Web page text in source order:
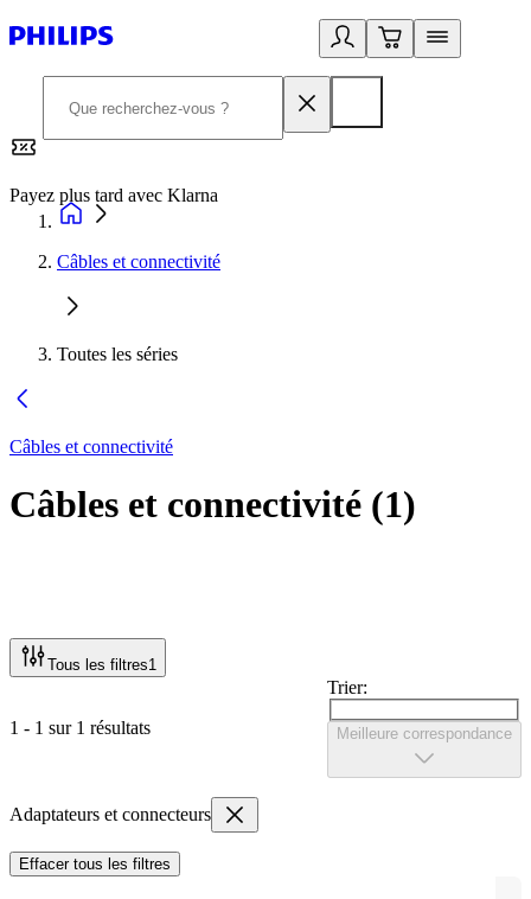
Payez plus tard avec Klarna
Câbles et connectivité
Toutes les séries
Câbles et connectivité
Câbles et connectivité (1)
Tous les filtres1
1 - 1 sur 1 résultats
Trier:
Meilleure correspondance
Adaptateurs et connecteurs
Effacer tous les filtres